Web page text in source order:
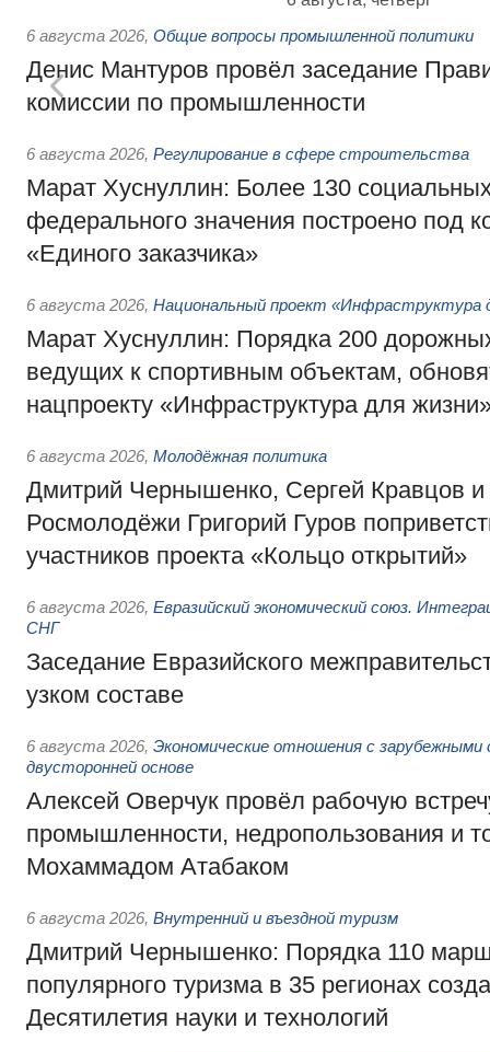
6 августа 2026, Общие вопросы промышленной политики
Денис Мантуров провёл заседание
комиссии по промышленности
6 августа 2026, Регулирование в сфере строительства
Марат Хуснуллин: Более 130
федерального значения построено под
«Единого заказчика»
6 августа 2026, Национальный проект «Инфраструктура
Марат Хуснуллин: Порядка 200
ведущих к спортивным объектам,
нацпроекту «Инфраструктура для
6 августа 2026, Молодёжная политика
Дмитрий Чернышенко, Сергей Кравцов и
Росмолодёжи Григорий Гуров
участников проекта «Кольцо открытий»
6 августа 2026, Евразийский экономический союз.
СНГ
Заседание Евразийского
узком составе
6 августа 2026, Экономические отношения с
двусторонней основе
Алексей Оверчук провёл рабочую
промышленности, недропользования и
Мохаммадом Атабаком
6 августа 2026, Внутренний и въездной туризм
Дмитрий Чернышенко: Порядка 110
популярного туризма в 35 регионах
Десятилетия науки и технологий